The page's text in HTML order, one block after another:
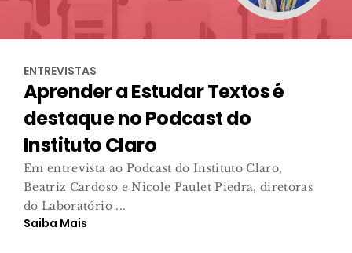
ENTREVISTAS
Aprender a Estudar Textos é
destaque no Podcast do
Instituto Claro
Em entrevista ao Podcast do Instituto Claro,
Beatriz Cardoso e Nicole Paulet Piedra, diretoras
do Laboratório ...
Saiba Mais